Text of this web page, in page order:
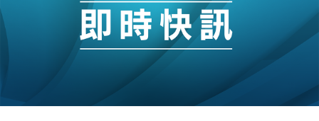
財經｜恒隆10月換帥 玩具「反」斗城亞洲CEO蔡德
15:11
財經｜韓股反覆波動收跌 連挫7周創逾3年最長跌勢
財經｜內地7月美元計價出口增近24%勝預期 貿易順